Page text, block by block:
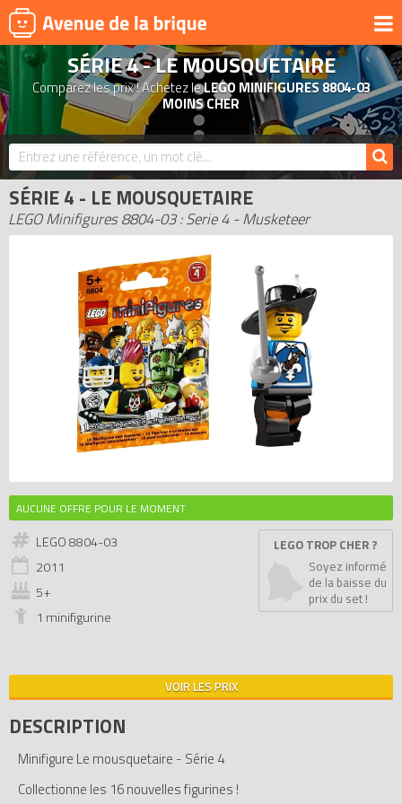
UNIVERS
PRODUITS DÉRIVÉS
NOUVEAUTÉS
LEGO 2026
BONS PLANS
ACTUALITÉS
ASSOCIATIONS DE FANS
EXPOSITIONS LEGO
LEGO LES PLUS CHERS
DERNIERS LEGO AJOUTÉS
SÉRIE 4 - LE MOUSQUETAIRE
Comparez les prix ! Achetez leLEGO MINIFIGURES 8804-03
MOINS CHER
SÉRIE 4 - LE MOUSQUETAIRE
LEGO Minifigures 8804-03 : Serie 4 - Musketeer
AUCUNE OFFRE POUR LE MOMENT
LEGO 8804-03
2011
5+
1 minifigurine
LEGO TROP CHER ?
Soyez informé
de la baisse du
prix du set !
VOIR LES PRIX
DESCRIPTION
Minifigure Le mousquetaire - Série 4
Collectionne les 16 nouvelles figurines !